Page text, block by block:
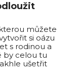
můžete
si oázu
s rodinou a
by celou tu
ušetřit